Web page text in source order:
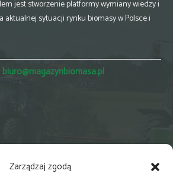
Zarządzaj zgodą
jest stworzenie platformy wymiany wiedzy i
aktualnej sytuacji rynku biomasy w Polsce i
biuro@magazynbiomasa.pl